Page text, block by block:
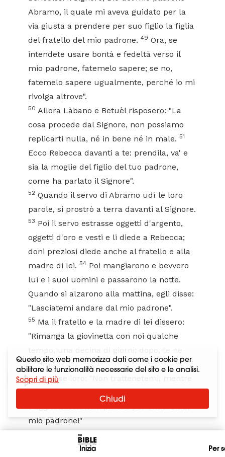
Inizia Per
Abramo, il quale mi aveva guidato per la
via giusta a prendere per suo figlio la figlia
del fratello del mio padrone. 49 Ora, se
intendete usare bontà e fedeltà verso il
mio padrone, fatemelo sapere; se no,
fatemelo sapere ugualmente, perché io mi
rivolga altrove".
50 Allora Làbano e Betuèl risposero: "La
cosa procede dal Signore, non possiamo
replicarti nulla, né in bene né in male. 51
Ecco Rebecca davanti a te: prendila, va' e
sia la moglie del figlio del tuo padrone,
come ha parlato il Signore".
52 Quando il servo di Abramo udì le loro
parole, si prostrò a terra davanti al Signore.
53 Poi il servo estrasse oggetti d'argento,
oggetti d'oro e vesti e li diede a Rebecca;
doni preziosi diede anche al fratello e alla
madre di lei. 54 Poi mangiarono e bevvero
lui e i suoi uomini e passarono la notte.
Quando si alzarono alla mattina, egli disse:
"Lasciatemi andare dal mio padrone".
55 Ma il fratello e la madre di lei dissero:
"Rimanga la giovinetta con noi qualche
andrai".
56 Rispose loro: "Non trattenetemi, mentre
viaggio. Lasciatemi partire per andare dal
mio padrone!"
57
Dissero allora: "Chiamiamo la giovinetta
e domandiamo a lei stessa".
Questo sito web memorizza dati come i cookie per
abilitare le funzionalità necessarie del sito e le analisi.
Scopri di più
Chiudi